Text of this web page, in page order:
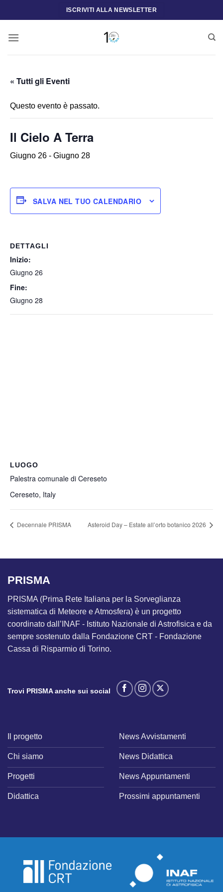
ai
ISCRIVITI ALLA NEWSLETTER
« Tutti gli Eventi
Questo evento è passato.
Il Cielo A Terra
Giugno 26 - Giugno 28
SALVA NEL TUO CALENDARIO
DETTAGLI
Inizio:
Giugno 26
Fine:
Giugno 28
LUOGO
Palestra comunale di Cereseto
Cereseto, Italy
Decennale PRISMA Asteroid Day – Estate all’orto botanico 2026
PRISMA
PRISMA (Prima Rete Italiana per la Sorveglianza
sistematica di Meteore e Atmosfera) è un progetto
coordinato dall’INAF - Istituto Nazionale di Astrofisica e da
sempre sostenuto dalla Fondazione CRT - Fondazione
Cassa di Risparmio di Torino.
Trovi PRISMA anche sui social
Il progetto
Chi siamo
Progetti
Didattica
News Avvistamenti
News Didattica
News Appuntamenti
Prossimi appuntamenti